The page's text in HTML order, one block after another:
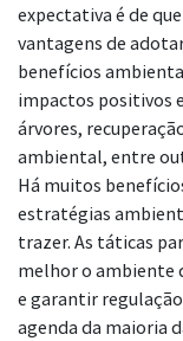
expectativa é de
vantagens de
benefícios
impactos positivos
árvores,
ambiental, entre
Há muitos
estratégias
trazer. As táticas
melhor o ambiente
e garantir
agenda da maioria